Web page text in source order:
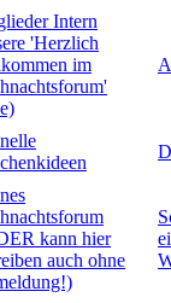
Intern
'Herzlich
im
kann hier
auch ohne